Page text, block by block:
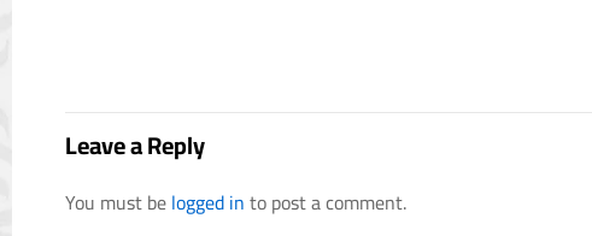
Leave a Reply
You must belogged into post a comment.